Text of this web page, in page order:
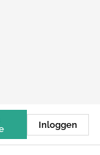
Inloggen